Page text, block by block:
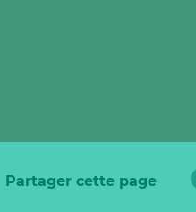
Partager cette page